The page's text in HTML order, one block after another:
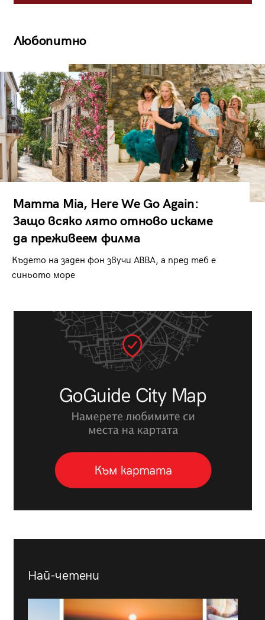
Любопитно
Mamma Mia, Here We Go Again:
Защо всяко лято отново искаме
да преживеем филма
Където на заден фон звучи ABBA, а пред теб е
синьото море
Най-четени